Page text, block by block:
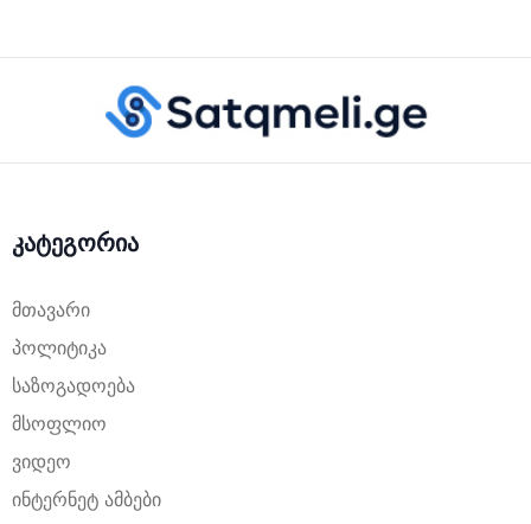
კატეგორია
მთავარი
პოლიტიკა
საზოგადოება
მსოფლიო
ვიდეო
ინტერნეტ ამბები